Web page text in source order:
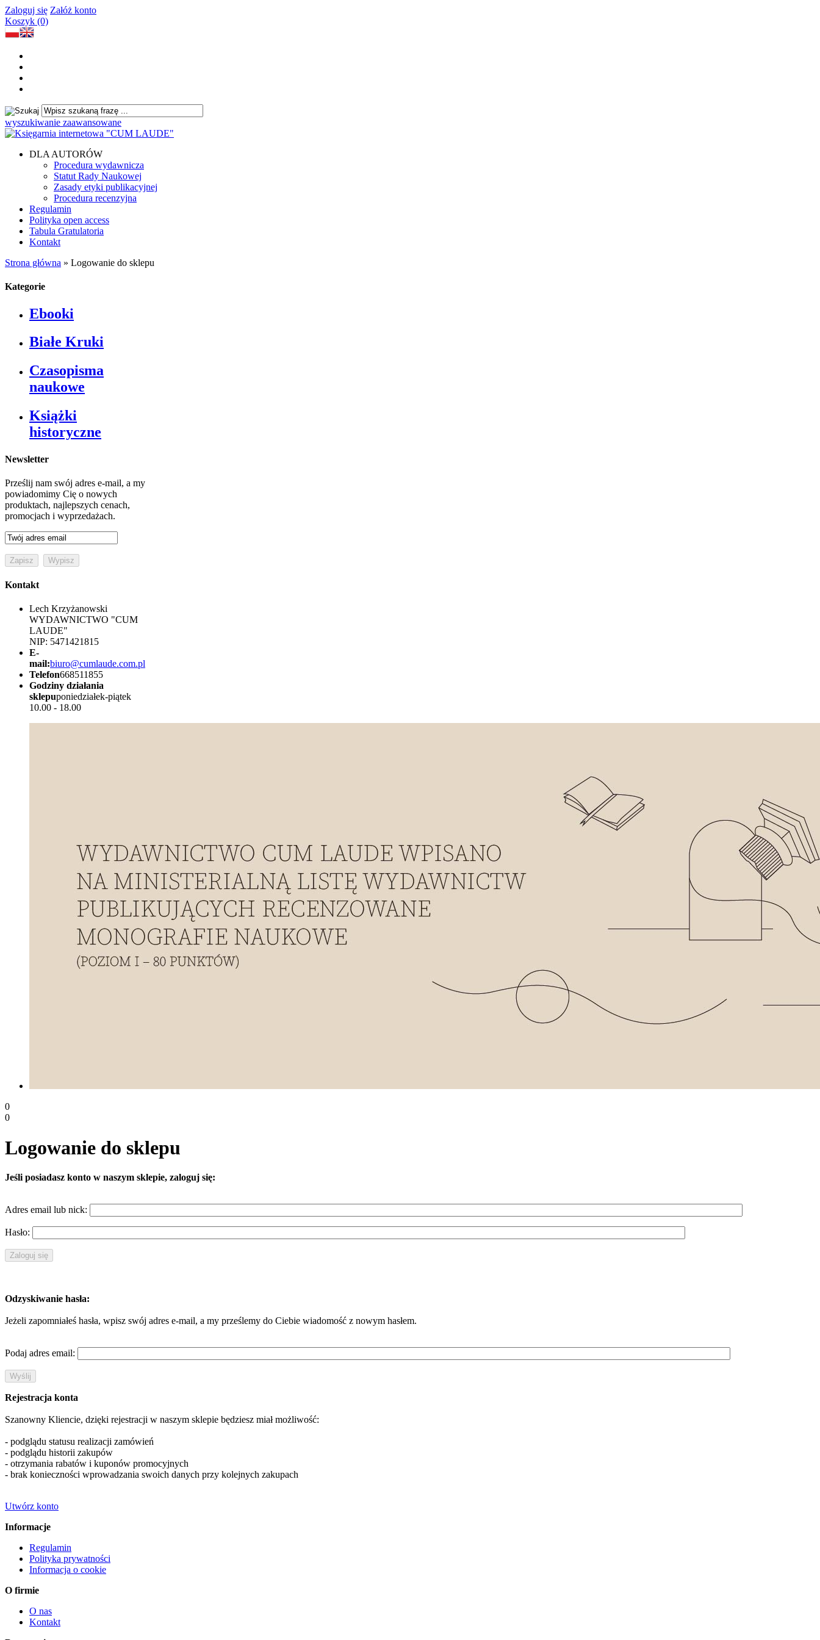
Zaloguj się Załóż konto
Koszyk (0)
wyszukiwanie zaawansowane
DLA AUTORÓW
Procedura wydawnicza
Statut Rady Naukowej
Zasady etyki publikacyjnej
Procedura recenzyjna
Regulamin
Polityka open access
Tabula Gratulatoria
Kontakt
Strona główna » Logowanie do sklepu
Kategorie
Ebooki
Białe Kruki
Czasopisma
naukowe
Książki
historyczne
Newsletter
Prześlij nam swój adres e-mail, a my
powiadomimy Cię o nowych
produktach, najlepszych cenach,
promocjach i wyprzedażach.
Kontakt
Lech Krzyżanowski
WYDAWNICTWO "CUM
LAUDE"
NIP: 5471421815
E-
mail:biuro@cumlaude.com.pl
Telefon668511855
Godziny działania
sklepuponiedziałek-piątek
10.00 - 18.00
0
0
Logowanie do sklepu
Jeśli posiadasz konto w naszym sklepie, zaloguj się:
Adres email lub nick:
Hasło:
Odzyskiwanie hasła:
Jeżeli zapomniałeś hasła, wpisz swój adres e-mail, a my prześlemy do Ciebie wiadomość z nowym hasłem.
Podaj adres email:
Rejestracja konta
Szanowny Kliencie, dzięki rejestracji w naszym sklepie będziesz miał możliwość:
- podglądu statusu realizacji zamówień
- podglądu historii zakupów
- otrzymania rabatów i kuponów promocyjnych
- brak konieczności wprowadzania swoich danych przy kolejnych zakupach
Utwórz konto
Informacje
Regulamin
Polityka prywatności
Informacja o cookie
O firmie
O nas
Kontakt